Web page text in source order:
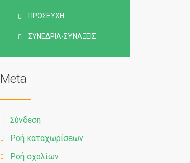
ΠΡΟΣΕΥΧΉ
ΣΥΝΈΔΡΙΑ-ΣΥΝΆΞΕΙΣ
Meta
Σύνδεση
Ροή καταχωρίσεων
Ροή σχολίων